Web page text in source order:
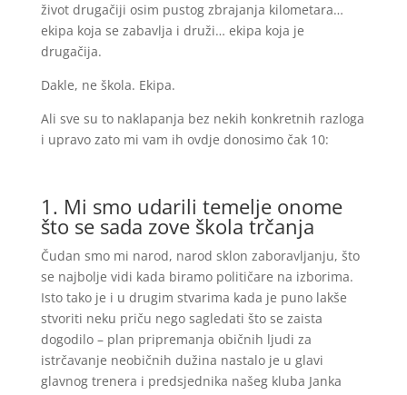
život drugačiji osim pustog zbrajanja kilometara…
ekipa koja se zabavlja i druži… ekipa koja je
drugačija.
Dakle, ne škola. Ekipa.
Ali sve su to naklapanja bez nekih konkretnih razloga
i upravo zato mi vam ih ovdje donosimo čak 10:
1. Mi smo udarili temelje onome
što se sada zove škola trčanja
Čudan smo mi narod, narod sklon zaboravljanju, što
se najbolje vidi kada biramo političare na izborima.
Isto tako je i u drugim stvarima kada je puno lakše
stvoriti neku priču nego sagledati što se zaista
dogodilo – plan pripremanja običnih ljudi za
istrčavanje neobičnih dužina nastalo je u glavi
glavnog trenera i predsjednika našeg kluba Janka